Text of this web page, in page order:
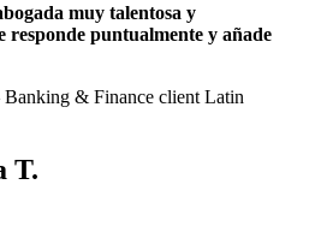
muy talentosa y
responde puntualmente y añade
Banking & Finance client Latin
T.